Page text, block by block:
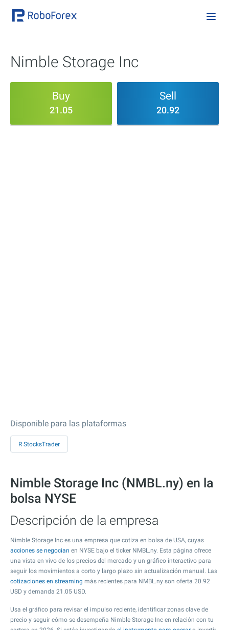
Nimble Storage Inc
Buy
21.05
Sell
20.92
Disponible para las plataformas
R StocksTrader
Nimble Storage Inc (NMBL.ny) en la
bolsa NYSE
Descripción de la empresa
Nimble Storage Inc es una empresa que cotiza en bolsa de USA, cuyas
acciones se negocian en NYSE bajo el ticker NMBL.ny. Esta página ofrece
una vista en vivo de los precios del mercado y un gráfico interactivo para
seguir los movimientos a corto y largo plazo sin actualización manual. Las
cotizaciones en streaming más recientes para NMBL.ny son oferta 20.92
USD y demanda 21.05 USD.
Usa el gráfico para revisar el impulso reciente, identificar zonas clave de
precio y seguir cómo se desempeña Nimble Storage Inc en relación con tu